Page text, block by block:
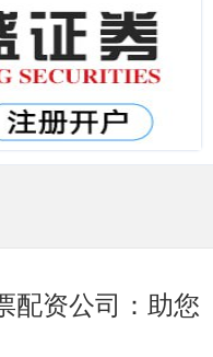
配资公司：助您